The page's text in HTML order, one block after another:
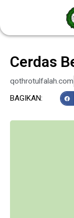
konten
Cerdas
qothrotulfalah.com
BAGIKAN: